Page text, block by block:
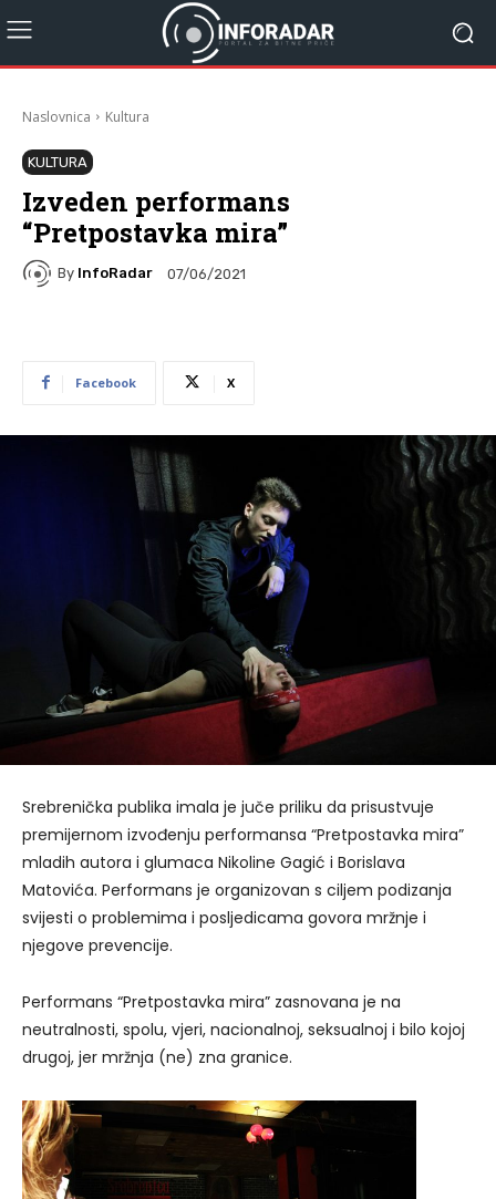
Naslovnica Kultura
KULTURA
Izveden performans
“Pretpostavka mira”
By InfoRadar 07/06/2021
Facebook X
Srebrenička publika imala je juče priliku da prisustvuje
premijernom izvođenju performansa “Pretpostavka mira”
mladih autora i glumaca Nikoline Gagić i Borislava
Matovića. Performans je organizovan s ciljem podizanja
svijesti o problemima i posljedicama govora mržnje i
njegove prevencije.
Performans “Pretpostavka mira” zasnovana je na
neutralnosti, spolu, vjeri, nacionalnoj, seksualnoj i bilo kojoj
drugoj, jer mržnja (ne) zna granice.